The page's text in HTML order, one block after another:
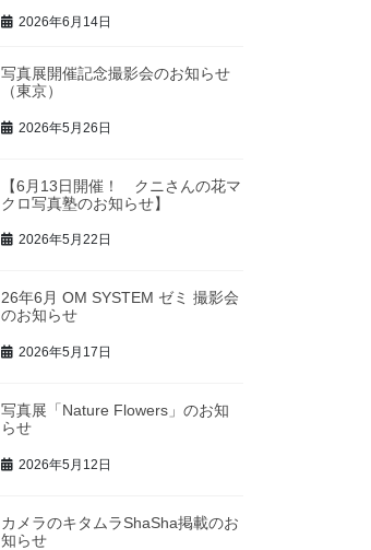
2026年6月14日
写真展開催記念撮影会のお知らせ
（東京）
2026年5月26日
【6月13日開催！ クニさんの花マ
クロ写真塾のお知らせ】
2026年5月22日
26年6月 OM SYSTEM ゼミ 撮影会
のお知らせ
2026年5月17日
写真展「Nature Flowers」のお知
らせ
2026年5月12日
カメラのキタムラShaSha掲載のお
知らせ